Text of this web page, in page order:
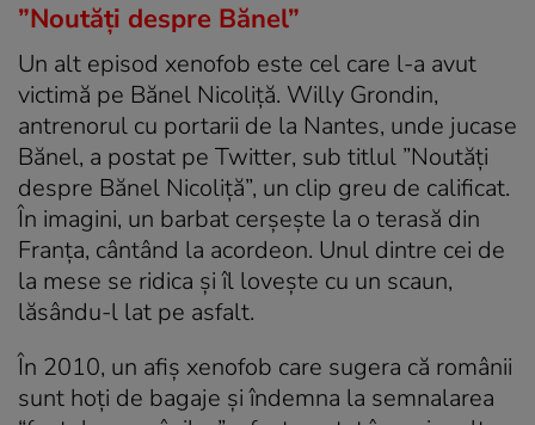
”Noutăți despre Bănel”
Un alt episod xenofob este cel care l-a avut
victimă pe Bănel Nicoliţă. Willy Grondin,
antrenorul cu portarii de la Nantes, unde jucase
Bănel, a postat pe Twitter, sub titlul ”Noutăţi
despre Bănel Nicoliţă”, un clip greu de calificat.
În imagini, un barbat cerşește la o terasă din
Franţa, cântând la acordeon. Unul dintre cei de
la mese se ridica şi îl loveşte cu un scaun,
lăsându-l lat pe asfalt.
În 2010, un afiş xenofob care sugera că românii
sunt hoţi de bagaje şi îndemna la semnalarea